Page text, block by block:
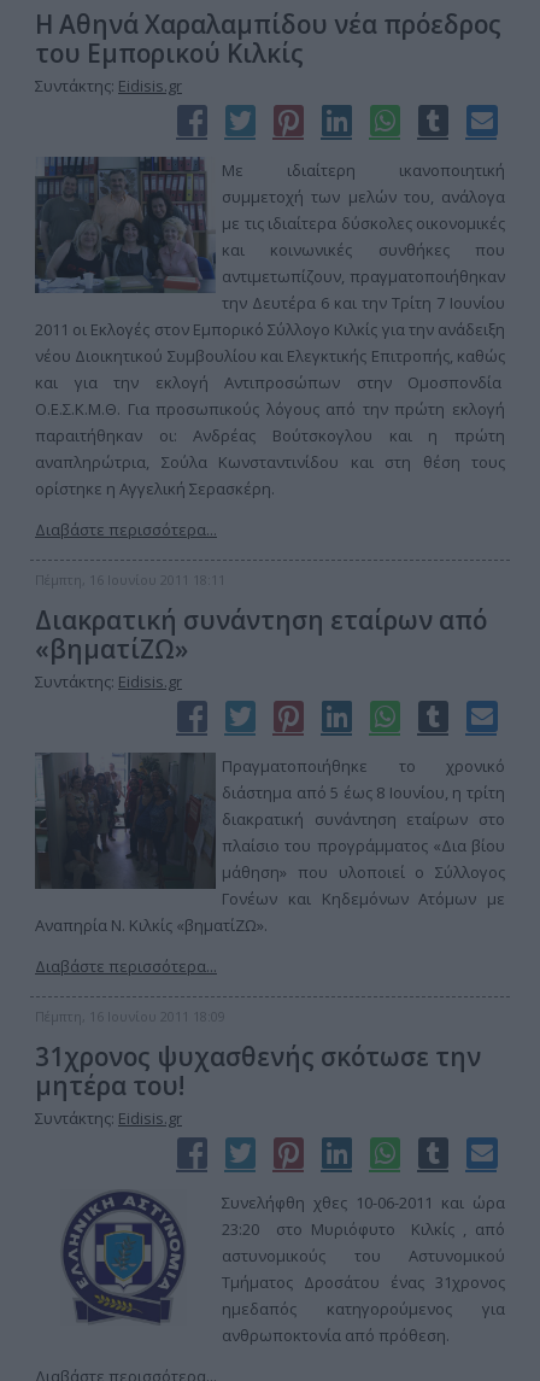
Η Αθηνά Χαραλαμπίδου νέα πρόεδρος
του Εμπορικού Κιλκίς
Συντάκτης: Eidisis.gr
Με ιδιαίτερη ικανοποιητική
συμμετοχή των μελών του, ανάλογα
με τις ιδιαίτερα δύσκολες οικονομικές
και κοινωνικές συνθήκες που
αντιμετωπίζουν, πραγματοποιήθηκαν
την Δευτέρα 6 και την Τρίτη 7 Ιουνίου
2011 οι Εκλογές στον Εμπορικό Σύλλογο Κιλκίς για την ανάδειξη
νέου Διοικητικού Συμβουλίου και Ελεγκτικής Επιτροπής, καθώς
και για την εκλογή Αντιπροσώπων στην Ομοσπονδία
Ο.Ε.Σ.Κ.Μ.Θ. Για προσωπικούς λόγους από την πρώτη εκλογή
παραιτήθηκαν οι: Ανδρέας Βούτσκογλου και η πρώτη
αναπληρώτρια, Σούλα Κωνσταντινίδου και στη θέση τους
ορίστηκε η Αγγελική Σερασκέρη.
Διαβάστε περισσότερα...
Πέμπτη, 16 Ιουνίου 2011 18:11
Διακρατική συνάντηση εταίρων από
«βηματίΖΩ»
Συντάκτης: Eidisis.gr
Πραγματοποιήθηκε το χρονικό
διάστημα από 5 έως 8 Ιουνίου, η τρίτη
διακρατική συνάντηση εταίρων στο
πλαίσιο του προγράμματος «Δια βίου
μάθηση» που υλοποιεί ο Σύλλογος
Γονέων και Κηδεμόνων Ατόμων με
Αναπηρία Ν. Κιλκίς «βηματίΖΩ».
Διαβάστε περισσότερα...
Πέμπτη, 16 Ιουνίου 2011 18:09
31χρονος ψυχασθενής σκότωσε την
μητέρα του!
Συντάκτης: Eidisis.gr
Συνελήφθη χθες 10-06-2011 και ώρα
23:20 στο Μυριόφυτο Κιλκίς , από
αστυνομικούς του Αστυνομικού
Τμήματος Δροσάτου ένας 31χρονος
ημεδαπός κατηγορούμενος για
ανθρωποκτονία από πρόθεση.
Διαβάστε περισσότερα...